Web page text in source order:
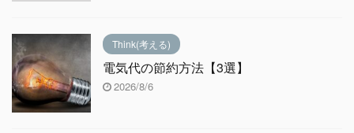
Think(考える)
電気代の節約方法【3選】
2026/8/6